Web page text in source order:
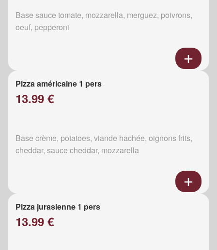
Base sauce tomate, mozzarella, merguez, poivrons,
oeuf, pepperoni
Pizza américaine 1 pers
13.99 €
Base crème, potatoes, viande hachée, oignons frits,
cheddar, sauce cheddar, mozzarella
Pizza jurasienne 1 pers
13.99 €